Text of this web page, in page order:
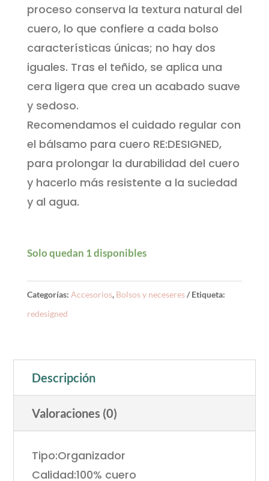
proceso conserva la textura natural del
cuero, lo que confiere a cada bolso
características únicas; no hay dos
iguales. Tras el teñido, se aplica una
cera ligera que crea un acabado suave
y sedoso.
Recomendamos el cuidado regular con
el bálsamo para cuero RE:DESIGNED,
para prolongar la durabilidad del cuero
y hacerlo más resistente a la suciedad
y al agua.
Solo quedan 1 disponibles
Categorías: Accesorios, Bolsos y neceseres
Etiqueta:
redesigned
Descripción
Valoraciones (0)
Tipo:Organizador
Calidad:100% cuero